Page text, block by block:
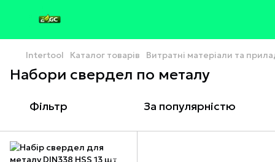
Intertool Каталог товарів Витратні матеріали та
Набори свердел по металу
Фільтр За популярністю